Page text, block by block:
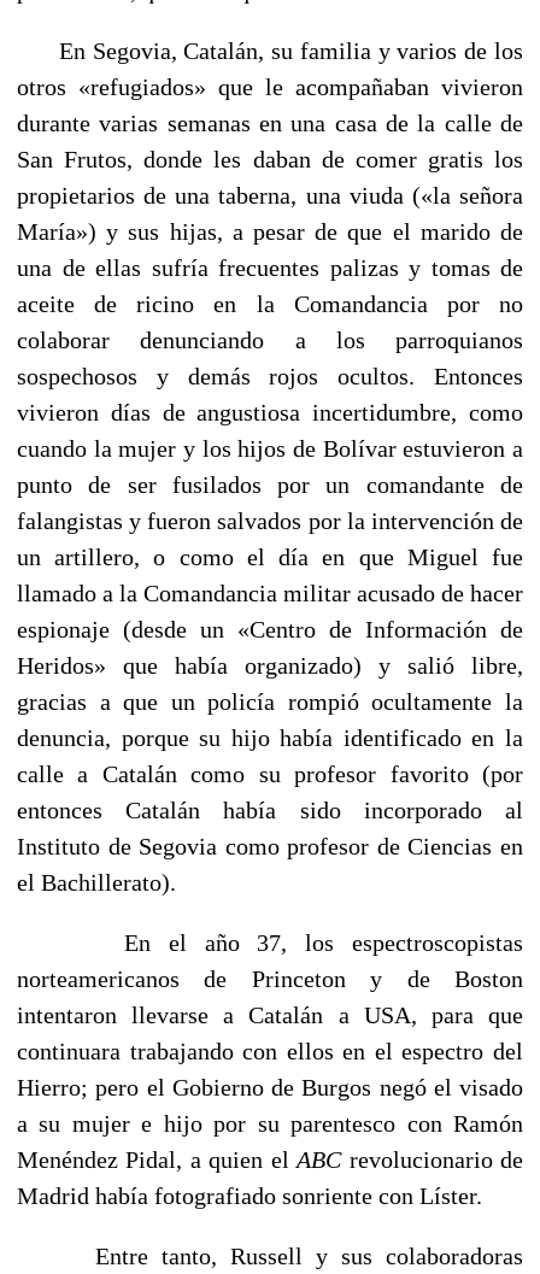
En Segovia, Catalán, su familia y varios de los
otros «refugia­dos» que le acompañaban vivieron
durante varias semanas en una casa de la calle de
San Frutos, donde les daban de comer gratis los
propietarios de una taberna, una viuda («la señora
María») y sus hijas, a pesar de que el marido de
una de ellas sufría frecuentes palizas y tomas de
aceite de ricino en la Comandancia por no
colaborar denunciando a los parroquianos
sospechosos y demás rojos ocultos. Entonces
vivieron días de angustiosa incertidumbre, como
cuando la mujer y los hijos de Bolívar estuvieron a
punto de ser fusilados por un comandante de
falangistas y fueron salvados por la intervención de
un artillero, o como el día en que Miguel fue
llamado a la Comandancia militar acusado de hacer
espionaje (desde un «Centro de Información de
Heridos» que había organizado) y salió libre,
gracias a que un policía rompió ocultamente la
denuncia, porque su hijo había identificado en la
calle a Catalán como su profesor favorito (por
entonces Catalán había sido incorporado al
Instituto de Segovia como profesor de Ciencias en
el Bachillerato).
En el año 37, los espectroscopistas
norteamericanos de Princeton y de Boston
intentaron llevarse a Catalán a USA, para que
continuara trabajando con ellos en el espectro del
Hierro; pero el Gobierno de Burgos negó el visado
a su mujer e hijo por su parentesco con Ramón
Menéndez Pidal, a quien elABC revolu­cionario de
Madrid había fotografiado sonriente con Líster.
Entre tanto, Russell y sus colaboradoras